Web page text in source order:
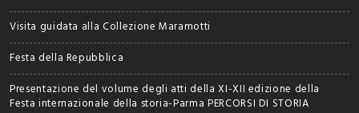
Visita guidata alla Collezione Maramotti
Festa della Repubblica
Presentazione del volume degli atti della XI-XII edizione della
Festa internazionale della storia-Parma PERCORSI DI STORIA